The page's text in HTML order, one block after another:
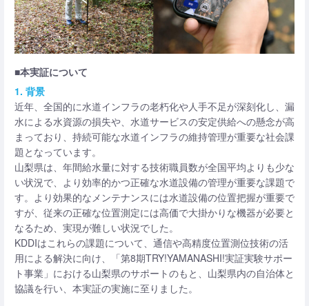
■本実証について
1. 背景
近年、全国的に水道インフラの老朽化や人手不足が深刻化し、漏
水による水資源の損失や、水道サービスの安定供給への懸念が高
まっており、持続可能な水道インフラの維持管理が重要な社会課
題となっています。
山梨県は、年間給水量に対する技術職員数が全国平均よりも少な
い状況で、より効率的かつ正確な水道設備の管理が重要な課題で
す。より効果的なメンテナンスには水道設備の位置把握が重要で
すが、従来の正確な位置測定には高価で大掛かりな機器が必要と
なるため、実現が難しい状況でした。
KDDIはこれらの課題について、通信や高精度位置測位技術の活
用による解決に向け、「第8期TRY!YAMANASHI!実証実験サポー
ト事業」における山梨県のサポートのもと、山梨県内の自治体と
協議を行い、本実証の実施に至りました。